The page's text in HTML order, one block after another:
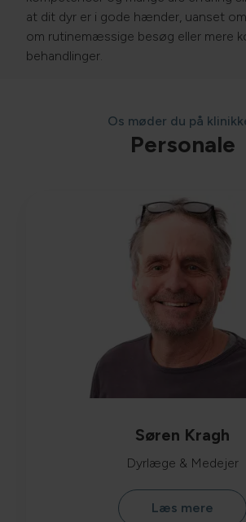
at dit dyr er i gode hænder, uanset
om rutinemæssige besøg eller mere
behandlinger.
Os møder du på
Personale
Søren Kragh
Dyrlæge & Medejer
Læs mere